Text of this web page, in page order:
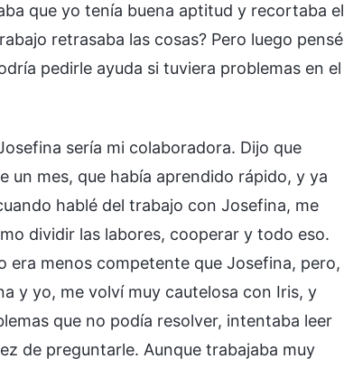
que yo tenía buena aptitud y recortaba el
retrasaba las cosas? Pero luego pensé
pedirle ayuda si tuviera problemas en el
sería mi colaboradora. Dijo que
un mes, que había aprendido rápido, y ya
hablé del trabajo con Josefina, me
dividir las labores, cooperar y todo eso.
era menos competente que Josefina, pero,
y yo, me volví muy cautelosa con Iris, y
que no podía resolver, intentaba leer
de preguntarle. Aunque trabajaba muy